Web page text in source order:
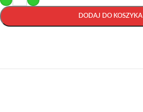
DODAJ DO KOSZYKA